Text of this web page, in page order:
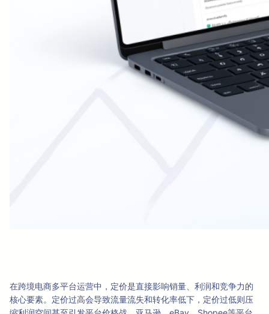
在跨境电商多平台运营中，定价是直接影响销量、利润和竞争力的
核心要素。定价过高会导致流量流失和转化率低下，定价过低则压